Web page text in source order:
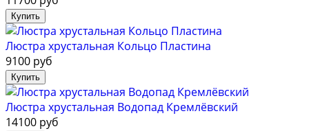
Люстра хрустальная Кольцо Пластина
9100 руб
Люстра хрустальная Водопад Кремлёвский
14100 руб